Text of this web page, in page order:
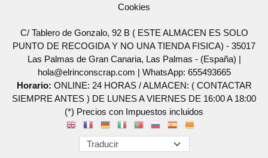
Cookies
C/ Tablero de Gonzalo, 92 B ( ESTE ALMACEN ES SOLO
PUNTO DE RECOGIDA Y NO UNA TIENDA FISICA) - 35017
Las Palmas de Gran Canaria, Las Palmas - (España) |
hola@elrinconscrap.com | WhatsApp: 655493665
Horario: ONLINE: 24 HORAS / ALMACEN: ( CONTACTAR
SIEMPRE ANTES ) DE LUNES A VIERNES DE 16:00 A 18:00
(*) Precios con Impuestos incluidos